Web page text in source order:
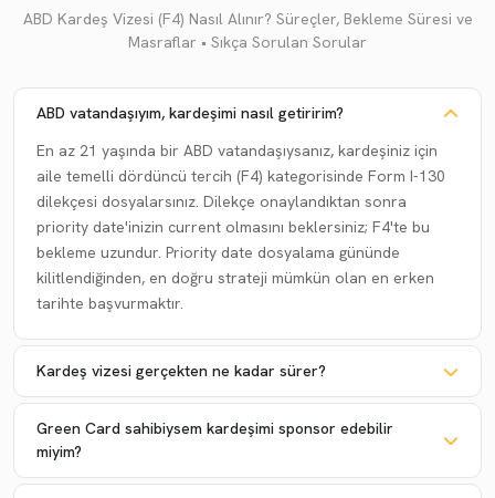
ABD Kardeş Vizesi (F4) Nasıl Alınır? Süreçler, Bekleme Süresi ve
Masraflar • Sıkça Sorulan Sorular
ABD vatandaşıyım, kardeşimi nasıl getiririm?
En az 21 yaşında bir ABD vatandaşıysanız, kardeşiniz için
aile temelli dördüncü tercih (F4) kategorisinde Form I-130
dilekçesi dosyalarsınız. Dilekçe onaylandıktan sonra
priority date'inizin current olmasını beklersiniz; F4'te bu
bekleme uzundur. Priority date dosyalama gününde
kilitlendiğinden, en doğru strateji mümkün olan en erken
tarihte başvurmaktır.
Kardeş vizesi gerçekten ne kadar sürer?
Green Card sahibiysem kardeşimi sponsor edebilir
miyim?